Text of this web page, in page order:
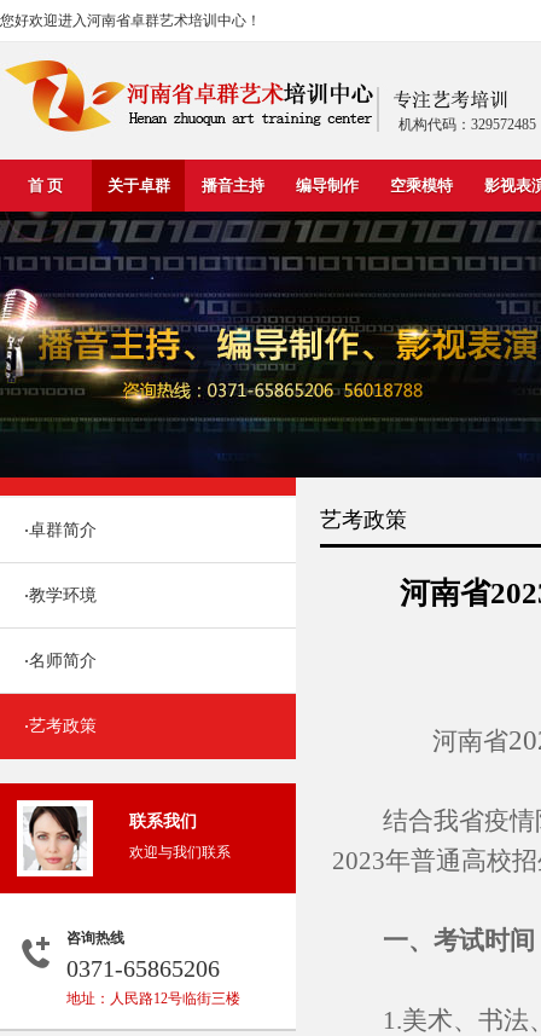
您好欢迎进入河南省卓群艺术培训中心！
机构代码：329572485
首 页 关于卓群 播音主持 编导制作 空乘模特 影视表
·卓群简介
·教学环境
·名师简介
·艺考政策
联系我们
欢迎与我们联系
咨询热线
0371-65865206
地址：人民路12号临街三楼
艺考政策
河南省
河南省
结合我省疫情
2023年普通高校
一、考试时间
1.美术、书法、